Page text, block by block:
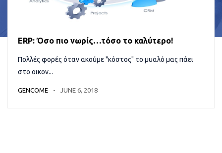
ERP: Όσο πιο νωρίς…τόσο το καλύτερο!
Πολλές φορές όταν ακούμε "κόστος" το μυαλό μας πάει
στο οικον...
GENCOME JUNE 6, 2018